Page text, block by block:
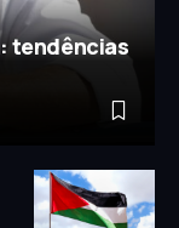
tendências